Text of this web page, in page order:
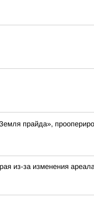
прайда»,
из-за изменения